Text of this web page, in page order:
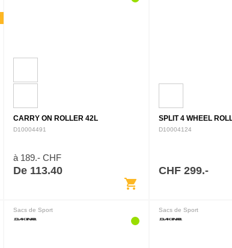
CARRY ON ROLLER 42L
D10004491
à 189.- CHF
De 113.40
shopping_cart
SPLIT 4 WHEEL
D10004124
CHF 299.-
Sacs de Sport Sacs de Sport